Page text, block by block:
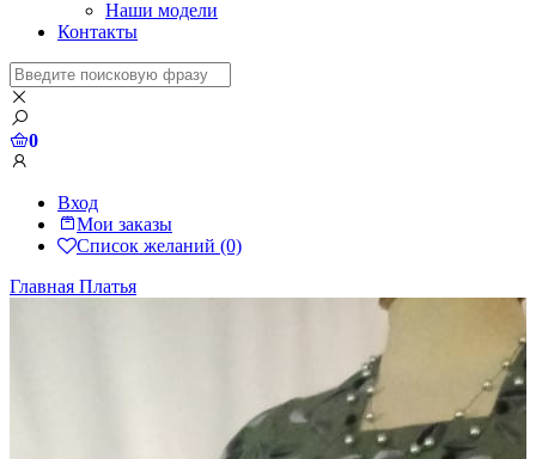
Наши модели
Контакты
0
Вход
Мои заказы
Список желаний (0)
Главная Платья